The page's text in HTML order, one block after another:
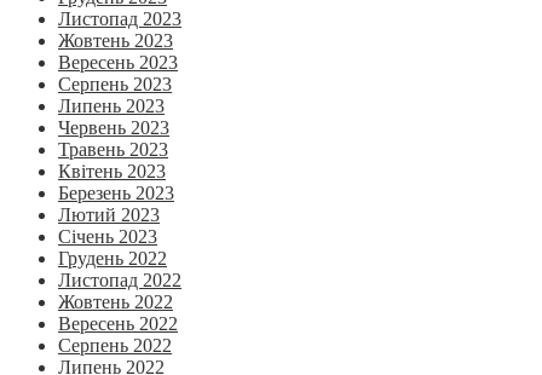
Листопад 2023
Жовтень 2023
Вересень 2023
Серпень 2023
Липень 2023
Червень 2023
Травень 2023
Квітень 2023
Березень 2023
Лютий 2023
Січень 2023
Грудень 2022
Листопад 2022
Жовтень 2022
Вересень 2022
Серпень 2022
Липень 2022